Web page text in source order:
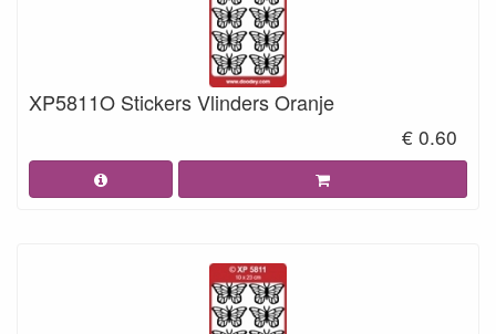
XP5811O Stickers Vlinders Oranje
€ 0.60